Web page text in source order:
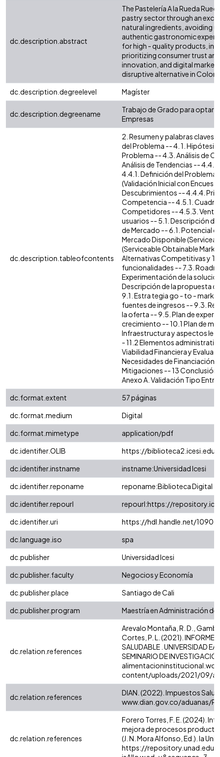
dc.description.abstract
The Pastelería A la Rueda
pastry sector through an
natural ingredients, avoiding
authentic gastronomic
for high - quality products,
prioritizing consumer trust
innovation, and digital
disruptive alternative in
dc.description.degreelevel
Magíster
dc.description.degreename
Trabajo de Grado para optar
Empresas
dc.description.tableofcontents
2. Resumen y palabras
del Problema -- 4. 1.
Problema -- 4.3. Análisis de
Análisis de Tendencias -- 4.4.
4.4.1. Definición del
(Validación Inicial con
Descubrimientos -- 4.4.4.
Competencia -- 4.5.1.
Competidores -- 4.5.3.
usuarios -- 5.1. Descripción
de Mercado -- 6.1. Potencial
Mercado Disponible
(Serviceable Obtainable
Alternativas Competitivas y
funcionalidades -- 7.3.
Experimentación de la
Descripción de la propuesta
9.1. Estra tegia go - to -
fuentes de ingresos -- 9.3.
la oferta -- 9.5. Plan de
crecimiento -- 10.1 Plan de
Infraestructura y aspectos
- 11.2 Elementos
Viabilidad Financiera y
Necesidades de Financiación
Mitigaciones -- 13 Conclusión
Anexo A. Validación Tipo
dc.format.extent
57 páginas
dc.format.medium
Digital
dc.format.mimetype
application/pdf
dc.identifier.OLIB
https://
dc.identifier.instname
instname:Universidad Icesi
dc.identifier.reponame
reponame:Biblioteca Digital
dc.identifier.repourl
repourl:https://
dc.identifier.uri
https://hdl.handle.net/
dc.language.iso
spa
dc.publisher
Universidad Icesi
dc.publisher.faculty
Negocios y Economía
dc.publisher.place
Santiago de Cali
dc.publisher.program
Maestría en Administración de
dc.relation.references
Arevalo Montaña, R. D.,
Cortes, P. L. (2021). INFORME
SALUDABLE . UNIVERSIDAD
SEMINARIO DE
content/uploads/2021/09/
dc.relation.references
DIAN. (2022). Impuestos
www.dian.gov.co/aduanas/
dc.relation.references
Forero Torres, F. E. (2024).
mejora de procesos
(J. N. Mora Alfonso, Ed.). la
https://